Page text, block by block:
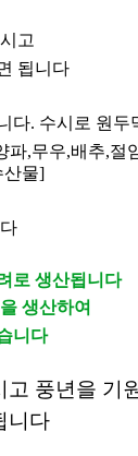
고
됩니다
다. 수시로 원두
파,무우,배추,절
산물]
로 생산됩니다
생산하여
니다
풍년을 기
니다